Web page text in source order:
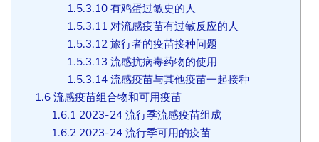
1.5.3.10 有鸡蛋过敏史的人
1.5.3.11 对流感疫苗有过敏反应的人
1.5.3.12 旅行者的疫苗接种问题
1.5.3.13 流感抗病毒药物的使用
1.5.3.14 流感疫苗与其他疫苗一起接种
1.6流感疫苗组合物和可用疫苗
1.6.1 2023-24 流行季流感疫苗组成
1.6.2 2023-24 流行季可用的疫苗